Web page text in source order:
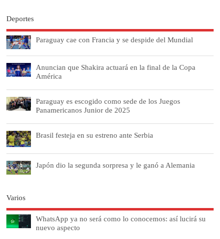
Deportes
Paraguay cae con Francia y se despide del Mundial
Anuncian que Shakira actuará en la final de la Copa
América
Paraguay es escogido como sede de los Juegos
Panamericanos Junior de 2025
Brasil festeja en su estreno ante Serbia
Japón dio la segunda sorpresa y le ganó a Alemania
Varios
WhatsApp ya no será como lo conocemos: así lucirá su
nuevo aspecto